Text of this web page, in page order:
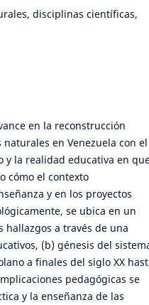
disciplinas científicas,
en la reconstrucción
en Venezuela con el
y la realidad educativa en
cómo el contexto
y en los proyectos
se ubica en un
hallazgos a través de una
(b) génesis del
a finales del siglo XX
pedagógicas se
y la enseñanza de las